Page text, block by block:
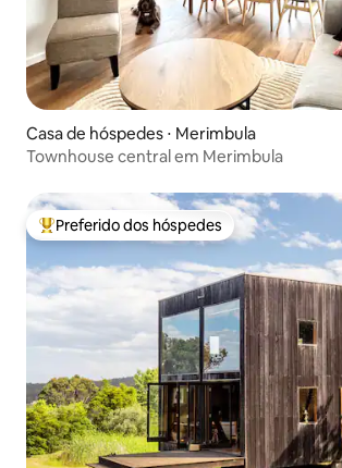
Casa de hóspedes ⋅ Merimbula
Townhouse central em Merimbula
Entre os melhores preferidos dos hóspedes
Preferido dos hóspedes